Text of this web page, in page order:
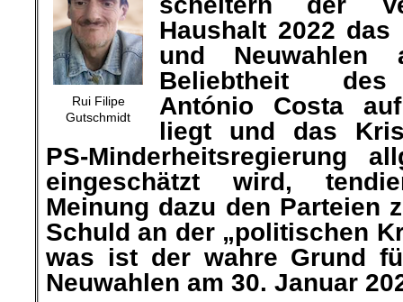
Rui Filipe
Gutschmidt
Haushalt 2022
und Neuwahlen
Beliebtheit des
António Costa
liegt und das
PS-Minderheitsregierung
eingeschätzt wird,
Meinung dazu den Parteien
Schuld an der „politischen
was ist der wahre Grund
Neuwahlen am 30. Januar